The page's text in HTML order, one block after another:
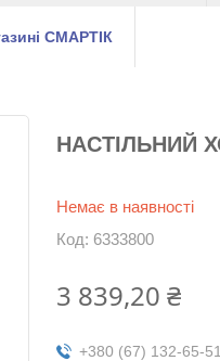
СМАРТІК
НАСТІЛЬНИЙ
Немає в наявності
Код: 6333800
3 839,20 ₴
+380 (67) 132-65-51